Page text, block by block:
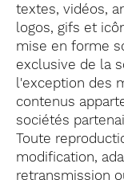
textes, vidéos,
logos, gifs et
mise en forme
exclusive de la
l'exception des
contenus
sociétés
Toute
modification,
retransmission